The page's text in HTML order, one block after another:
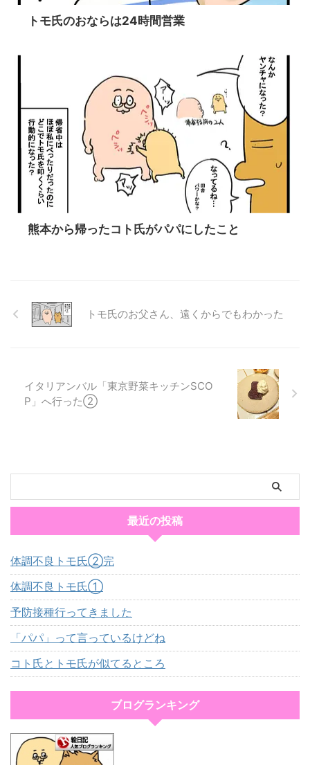
トモ氏のおならは24時間営業
熊本から帰ったコト氏がパパにしたこと
トモ氏のお父さん、遠くからでもわかった
イタリアンバル「東京野菜キッチンSCO
P」へ行った②
最近の投稿
体調不良トモ氏②完
体調不良トモ氏①
予防接種行ってきました
「パパ」って言っているけどね
コト氏とトモ氏が似てるところ
ブログランキング